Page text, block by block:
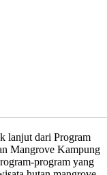
lanjut dari Program
Mangrove Kampung
program yang